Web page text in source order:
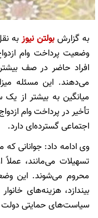
به گزارشبولتن نیوزبه
وضعیت پرداخت وام
افراد حاضر در صف
می‌دهند. این مسئله
میانگین به بیشتر از
تأخیر در پرداخت وام
اجتماعی گسترده‌ای دارد.
وی ادامه داد: جوانانی
تسهیلات می‌مانند، عملاً
محروم می‌شوند. این
بیندازد، هزینه‌های
سیاست‌های حمایتی دولت